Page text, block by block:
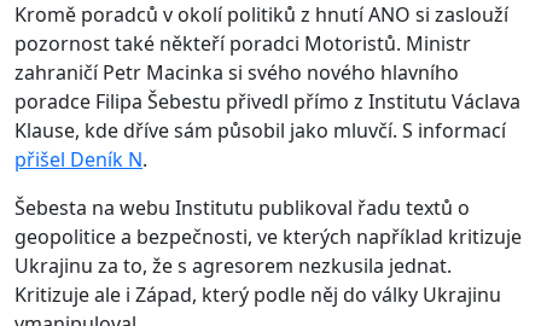
Kromě poradců v okolí politiků z hnutí ANO si zaslouží
pozornost také někteří poradci Motoristů. Ministr
zahraničí Petr Macinka si svého nového hlavního
poradce Filipa Šebestu přivedl přímo z Institutu Václava
Klause, kde dříve sám působil jako mluvčí. S informací
přišel Deník N.
Šebesta na webu Institutu publikoval řadu textů o
geopolitice a bezpečnosti, ve kterých například kritizuje
Ukrajinu za to, že s agresorem nezkusila jednat.
Kritizuje ale i Západ, který podle něj do války Ukrajinu